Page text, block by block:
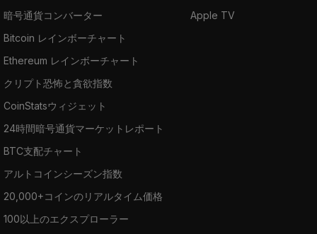
暗号通貨コンバーター
Bitcoin レインボーチャート
Ethereum レインボーチャート
クリプト恐怖と貪欲指数
CoinStatsウィジェット
24時間暗号通貨マーケットレポート
BTC支配チャート
アルトコインシーズン指数
20,000+コインのリアルタイム価格
100以上のエクスプローラー
Apple TV